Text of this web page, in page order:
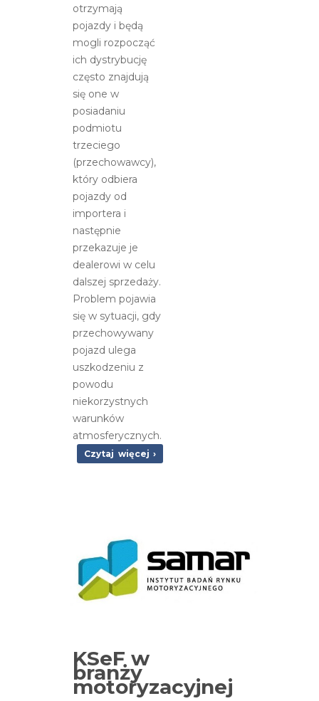
otrzymają
pojazdy i będą
mogli rozpocząć
ich dystrybucję
często znajdują
się one w
posiadaniu
podmiotu
trzeciego
(przechowawcy),
który odbiera
pojazdy od
importera i
następnie
przekazuje je
dealerowi w celu
dalszej sprzedaży.
Problem pojawia
się w sytuacji, gdy
przechowywany
pojazd ulega
uszkodzeniu z
powodu
niekorzystnych
warunków
atmosferycznych.
Czytaj więcej ›
KSeF w
branży
motoryzacyjnej